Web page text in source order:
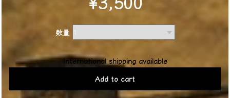
数量
International shipping available
Add to cart